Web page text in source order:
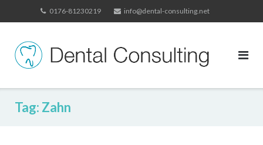
to
0176-81230219 info@dental-consulting.net
Tag: Zahn